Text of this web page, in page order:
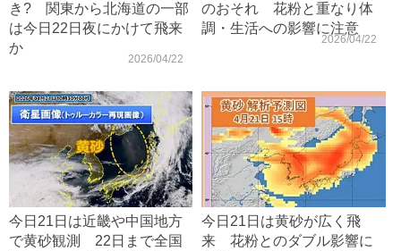
き? 関東から北海道の一部
は今日22日夜にかけて飛来
か
2026/04/22
のおそれ 花粉と重なり体
調・生活への影響に注意
2026/04/22
今日21日は近畿や中国地方
で黄砂観測 22日まで全国
今日21日は黄砂が広く飛
来 花粉とのダブル影響に